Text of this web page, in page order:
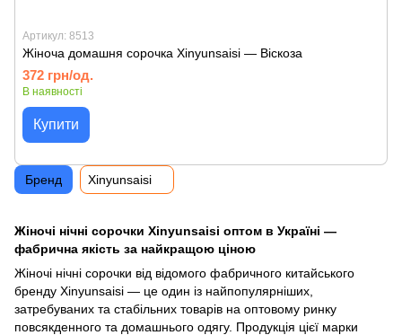
Артикул: 8513
Жіноча домашня сорочка Xinyunsaisi — Віскоза
372 грн/од.
В наявності
Купити
Жіночі нічні сорочки Xinyunsaisi оптом в Україні —
фабрична якість за найкращою ціною
Жіночі нічні сорочки від відомого фабричного китайського
бренду Xinyunsaisi — це один із найпопулярніших,
затребуваних та стабільних товарів на оптовому ринку
повсякденного та домашнього одягу. Продукція цієї марки
Бренд Xinyunsaisi